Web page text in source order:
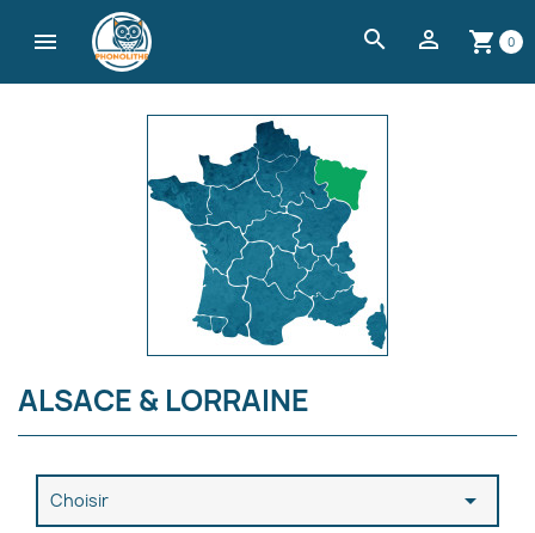
 search  shopping_cart 0
ALSACE & LORRAINE
Choisir 